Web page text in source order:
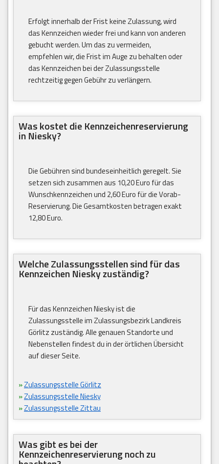
Erfolgt innerhalb der Frist keine Zulassung, wird
das Kennzeichen wieder frei und kann von anderen
gebucht werden. Um das zu vermeiden,
empfehlen wir, die Frist im Auge zu behalten oder
das Kennzeichen bei der Zulassungsstelle
rechtzeitig gegen Gebühr zu verlängern.
Was kostet die Kennzeichenreservierung
in Niesky?
Die Gebühren sind bundeseinheitlich geregelt. Sie
setzen sich zusammen aus 10,20 Euro für das
Wunschkennzeichen und 2,60 Euro für die Vorab-
Reservierung. Die Gesamtkosten betragen exakt
12,80 Euro.
Welche Zulassungsstellen sind für das
Kennzeichen Niesky zuständig?
Für das Kennzeichen Niesky ist die
Zulassungsstelle im Zulassungsbezirk Landkreis
Görlitz zuständig. Alle genauen Standorte und
Nebenstellen findest du in der örtlichen Übersicht
auf dieser Seite.
»Zulassungsstelle Görlitz
»Zulassungsstelle Niesky
»Zulassungsstelle Zittau
Was gibt es bei der
Kennzeichenreservierung noch zu